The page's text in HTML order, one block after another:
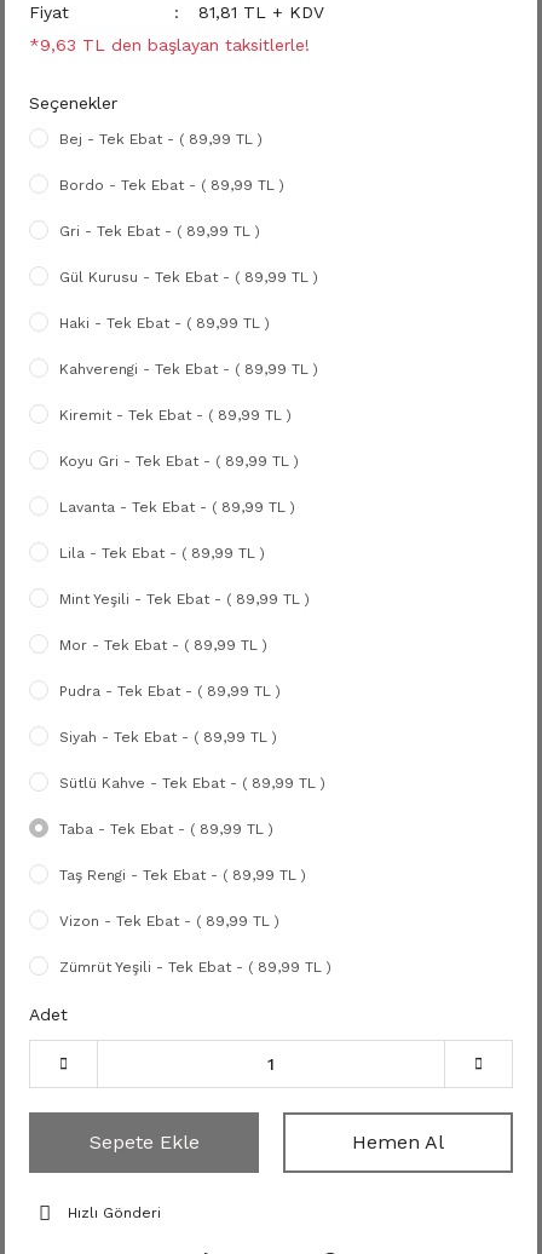
Fiyat
81,81 TL + KDV
*9,63 TL den başlayan taksitlerle!
Seçenekler
Bej - Tek Ebat - ( 89,99 TL )
Bordo - Tek Ebat - ( 89,99 TL )
Gri - Tek Ebat - ( 89,99 TL )
Gül Kurusu - Tek Ebat - ( 89,99 TL )
Haki - Tek Ebat - ( 89,99 TL )
Kahverengi - Tek Ebat - ( 89,99 TL )
Kiremit - Tek Ebat - ( 89,99 TL )
Koyu Gri - Tek Ebat - ( 89,99 TL )
Lavanta - Tek Ebat - ( 89,99 TL )
Lila - Tek Ebat - ( 89,99 TL )
Mint Yeşili - Tek Ebat - ( 89,99 TL )
Mor - Tek Ebat - ( 89,99 TL )
Pudra - Tek Ebat - ( 89,99 TL )
Siyah - Tek Ebat - ( 89,99 TL )
Sütlü Kahve - Tek Ebat - ( 89,99 TL )
Taba - Tek Ebat - ( 89,99 TL )
Taş Rengi - Tek Ebat - ( 89,99 TL )
Vizon - Tek Ebat - ( 89,99 TL )
Zümrüt Yeşili - Tek Ebat - ( 89,99 TL )
Adet
Sepete Ekle Hemen Al
Hızlı Gönderi